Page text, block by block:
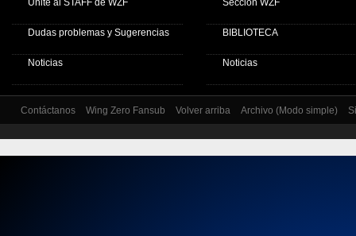
Unite al STAFF de WZF
Dudas problemas y Sugerencias
Noticias
Seccion WZF
BIBLIOTECA
Noticias
Contáctanos Wing Zero Fansub Volver arriba Archivo (Modo simple)